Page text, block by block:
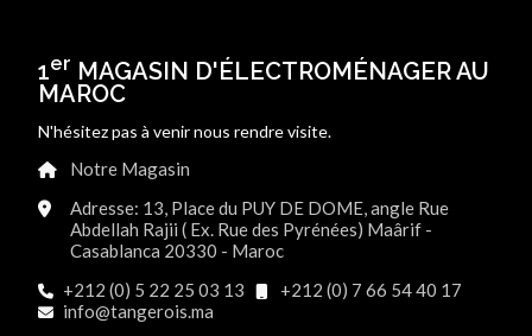
1er MAGASIN D'ÉLECTROMÉNAGER AU
MAROC
N'hésitez pas à venir nous rendre visite.
Notre Magasin
Adresse: 13, Place du PUY DE DOME, angle Rue
Abdellah Rajii ( Ex. Rue des Pyrénées) Maârif -
Casablanca 20330 - Maroc
+212 (0) 5 22 25 03 13
+212 (0) 7 66 54 40 17
info@tangerois.ma